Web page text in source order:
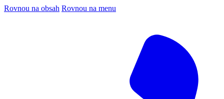
Rovnou na obsah Rovnou na menu